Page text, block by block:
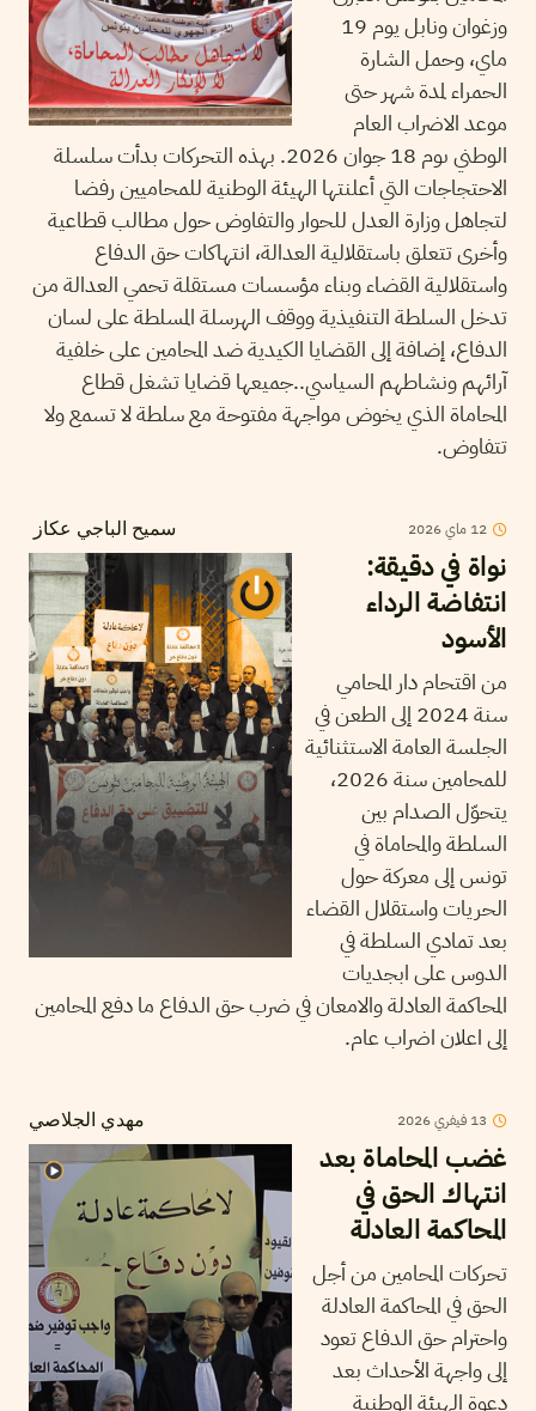
وزغوان ونابل يوم 19
ماي، وحمل الشارة
الحمراء لمدة شهر حتى
موعد الاضراب العام
الوطني ىوم 18 جوان 2026. بهذه التحركات بدأت سلسلة
الاحتجاجات التي أعلنتها الهيئة الوطنية للمحاميين رفضا
لتجاهل وزارة العدل للحوار والتفاوض حول مطالب قطاعية
وأخرى تتعلق باستقلالية العدالة، انتهاكات حق الدفاع
واستقلالية القضاء وبناء مؤسسات مستقلة تحمي العدالة من
تدخل السلطة التنفيذية ووقف الهرسلة المسلطة على لسان
الدفاع، إضافة إلى القضايا الكيدية ضد المحامين على خلفية
آرائهم ونشاطهم السياسي..جميعها قضايا تشغل قطاع
المحاماة الذي يخوض مواجهة مفتوحة مع سلطة لا تسمع ولا
تتفاوض.
سميح الباجي عكاز 12 ماي2026
نواة في دقيقة:
انتفاضة الرداء
الأسود
من اقتحام دار المحامي
سنة 2024 إلى الطعن في
الجلسة العامة الاستثنائية
للمحامين سنة 2026،
يتحوّل الصدام بين
السلطة والمحاماة في
تونس إلى معركة حول
الحريات واستقلال القضاء
بعد تمادي السلطة في
الدوس على ابجديات
المحاكمة العادلة والامعان في ضرب حق الدفاع ما دفع المحامين
إلى اعلان اضراب عام.
مهدي الجلاصي 13 فيفري2026
غضب المحاماة بعد
انتهاك الحق في
المحاكمة العادلة
تحركات المحامين من أجل
الحق في المحاكمة العادلة
واحترام حق الدفاع تعود
إلى واجهة الأحداث بعد
دعوة الهيئة الوطنية